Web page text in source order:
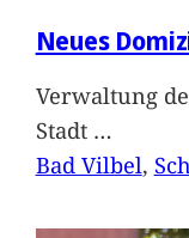
Neues
Verwaltung
Stadt …
Bad Vilbel,